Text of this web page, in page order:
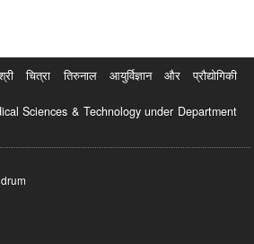
तिरुनाल आयुर्विज्ञान और प्रौद्योगिकी
Sciences & Technology under Department